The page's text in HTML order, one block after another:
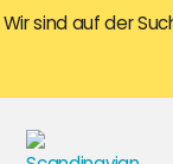
Wir sind auf der